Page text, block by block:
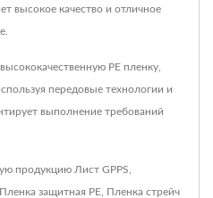
высокое качество и отличное
PE пленку,
передовые технологии и
выполнение требований
продукцию Лист GPPS
Пленка защитная PE Пленка стрейч